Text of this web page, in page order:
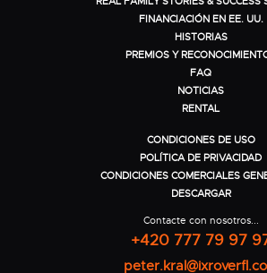
FINANCIACIÓN EN EE. UU.
HISTORIAS
PREMIOS Y
FAQ
NOTICIAS
RENTAL
CONDICIONES DE USO
POLÍTICA DE PRIVACIDAD
CONDICIONES COMERCIALES
DESCARGAR
Contacte con nosotros...
+420 777 79 97